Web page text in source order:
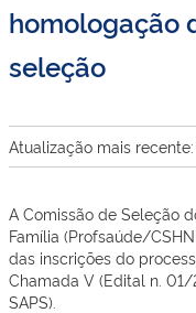
homologação
seleção
Atualização mais
A Comissão de Seleção
Família (Profsaúde/
das inscrições do
Chamada V (Edital n.
SAPS).